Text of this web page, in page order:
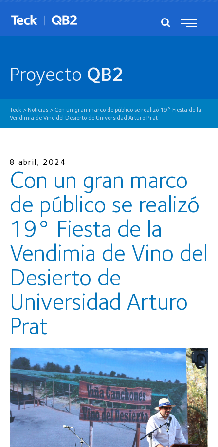
Proyecto QB2
Teck > Noticias > Con un gran marco de público se realizó 19° Fiesta de la
Vendimia de Vino del Desierto de Universidad Arturo Prat
8 abril, 2024
Con un gran marco
de público se realizó
19° Fiesta de la
Vendimia de Vino del
Desierto de
Universidad Arturo
Prat